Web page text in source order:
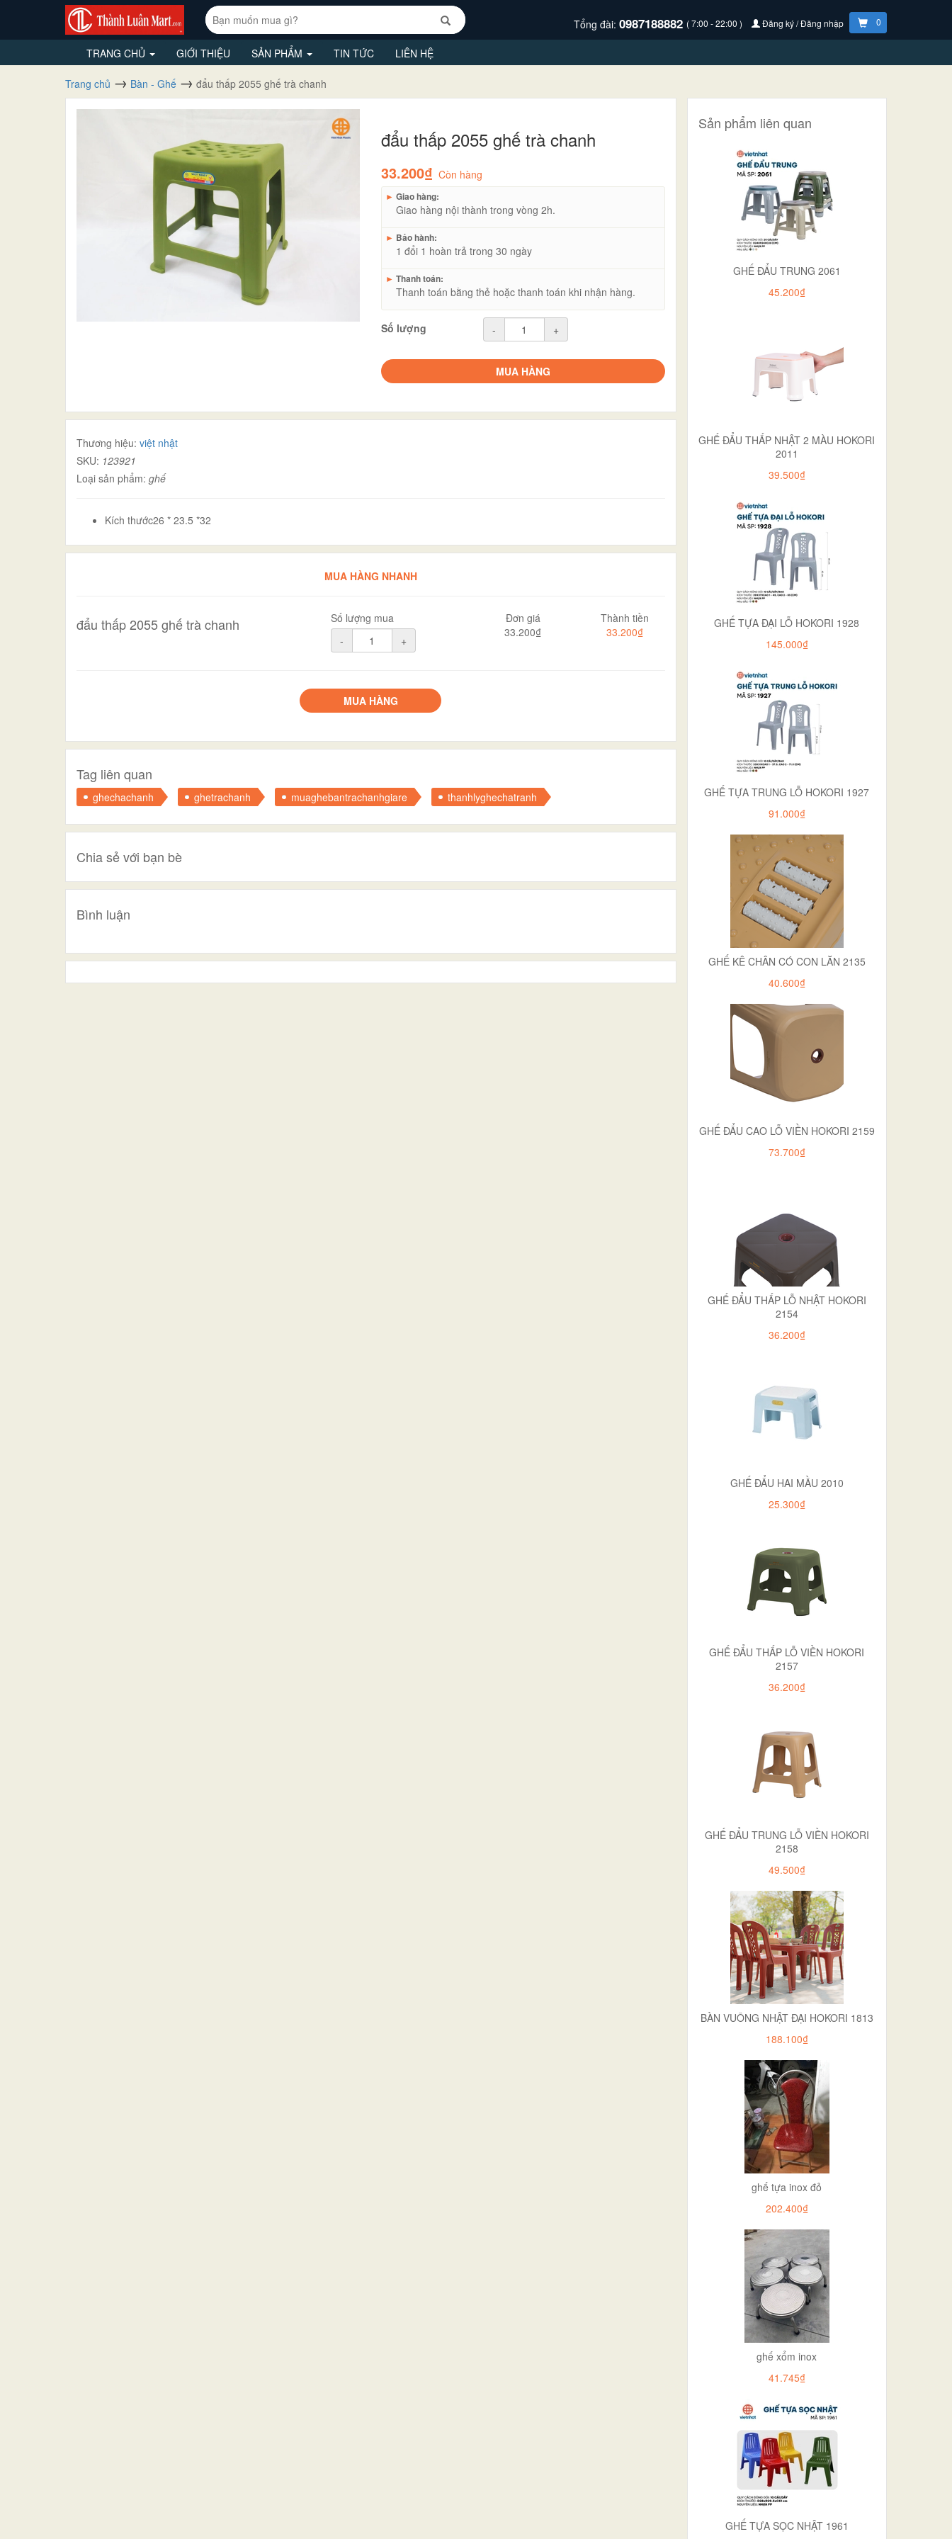
Tổng đài: 0987188882 ( 7:00 - 22:00 ) Đăng ký / Đăng nhập 0
TRANG CHỦ GIỚI THIỆU SẢN PHẨM TIN TỨC LIÊN HỆ
Trang chủ Bàn - Ghế đẩu thấp 2055 ghế trà chanh
đẩu thấp 2055 ghế trà chanh
33.200₫ Còn hàng
► Giao hàng:
Giao hàng nội thành trong vòng 2h.
► Bảo hành:
1 đổi 1 hoàn trả trong 30 ngày
► Thanh toán:
Thanh toán bằng thẻ hoặc thanh toán khi nhận hàng.
Số lượng - +
MUA HÀNG
Thương hiệu: việt nhật
SKU: 123921
Loại sản phẩm: ghế
Kích thước26 * 23.5 *32
MUA HÀNG NHANH
đẩu thấp 2055 ghế trà chanh
Số lượng mua
-
+
Đơn giá
33.200₫
Thành tiền
33.200₫
MUA HÀNG
Tag liên quan
ghechachanh ghetrachanh muaghebantrachanhgiare thanhlyghechatranh
Chia sẻ với bạn bè
Bình luận
Sản phẩm liên quan
GHẾ ĐẨU TRUNG 2061
45.200₫
GHẾ ĐẨU THẤP NHẬT 2 MÀU HOKORI
2011
39.500₫
GHẾ TỰA ĐẠI LỖ HOKORI 1928
145.000₫
GHẾ TỰA TRUNG LỖ HOKORI 1927
91.000₫
GHẾ KÊ CHÂN CÓ CON LĂN 2135
40.600₫
GHẾ ĐẨU CAO LỖ VIỀN HOKORI 2159
73.700₫
GHẾ ĐẨU THẤP LỖ NHẬT HOKORI
2154
36.200₫
GHẾ ĐẨU HAI MẦU 2010
25.300₫
GHẾ ĐẨU THẤP LỖ VIỀN HOKORI
2157
36.200₫
GHẾ ĐẨU TRUNG LỖ VIỀN HOKORI
2158
49.500₫
BÀN VUÔNG NHẬT ĐẠI HOKORI 1813
188.100₫
ghế tựa inox đỏ
202.400₫
ghế xổm inox
41.745₫
GHẾ TỰA SỌC NHẬT 1961